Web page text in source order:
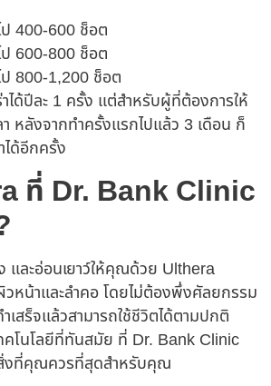
400-600 ช็อต
600-800 ช็อต
800-1,200 ช็อต
ได้ปีละ 1 ครั้ง แต่สำหรับผู้ที่ต้องการให้
หลังจากทำครั้งแรกไปแล้ว 3 เดือน ก็
ได้อีกครั้ง
ที่ Dr. Bank Clinic
และอ่อนเยาว์ให้คุณด้วย Ulthera
หน้าและลำคอ โดยไม่ต้องพึ่งศัลยกรรม
สร็จแล้วสามารถใช้ชีวิตได้ตามปกติ
คโนโลยีที่ทันสมัย ที่ Dr. Bank Clinic
งที่คุณควรที่สุดสำหรับคุณ